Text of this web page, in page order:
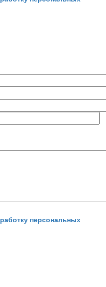
персональных